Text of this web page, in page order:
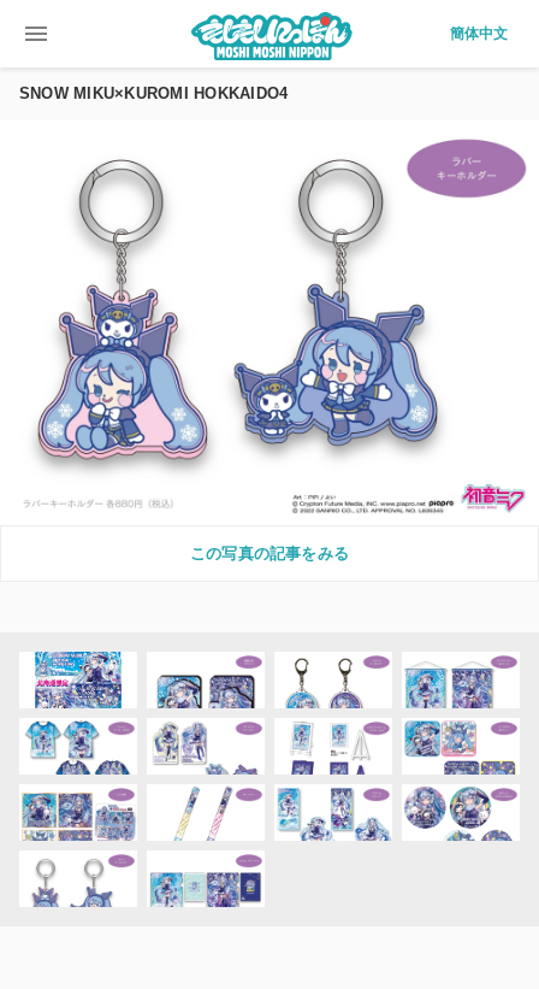
menu 簡体中文
SNOW MIKU×KUROMI HOKKAIDO4
この写真の記事をみる